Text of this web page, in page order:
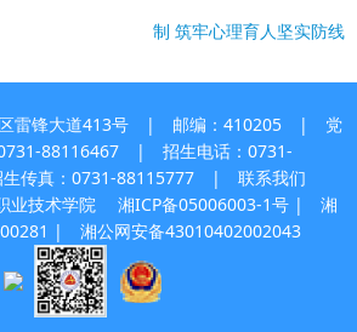
制 筑牢心理育人坚实防线
区雷锋大道413号 | 邮编：410205 | 党
0731-88116467 | 招生电话：0731-
传真：0731-88115777 | 联系我们
业技术学院
湘ICP备05006003-1号 | 湘
| 湘公网安备43010402002043